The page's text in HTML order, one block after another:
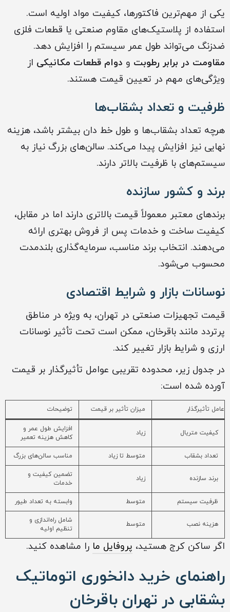
یکی از مهم‌ترین فاکتورها، کیفیت مواد اولیه است.
استفاده از پلاستیک‌های مقاوم صنعتی یا قطعات فلزی
ضدزنگ می‌تواند طول عمر سیستم را افزایش دهد.
مقاومت در برابر رطوبت و دوام قطعات مکانیکی از
ویژگی‌های مهم در تعیین قیمت هستند.
ظرفیت و تعداد بشقاب‌ها
هرچه تعداد بشقاب‌ها و طول خط دان بیشتر باشد، هزینه
نهایی نیز افزایش پیدا می‌کند. سالن‌های بزرگ نیاز به
سیستم‌های با ظرفیت بالاتر دارند.
برند و کشور سازنده
برندهای معتبر معمولاً قیمت بالاتری دارند اما در مقابل،
کیفیت ساخت و خدمات پس از فروش بهتری ارائه
می‌دهند. انتخاب برند مناسب، سرمایه‌گذاری بلندمدت
محسوب می‌شود.
نوسانات بازار و شرایط اقتصادی
قیمت تجهیزات صنعتی در تهران، به ویژه در مناطق
پرتردد مانند باقرخان، ممکن است تحت تأثیر نوسانات
ارزی و شرایط بازار تغییر کند.
در جدول زیر، محدوده تقریبی عوامل تأثیرگذار بر قیمت
آورده شده است:
عامل تأثیرگذار میزان تأثیر بر قیمت توضیحات
کیفیت متریال زیاد
افزایش طول عمر و
کاهش هزینه تعمیر
تعداد بشقاب متوسط تا زیاد مناسب سالن‌های بزرگ
برند سازنده زیاد
تضمین کیفیت و
خدمات
ظرفیت سیستم متوسط وابسته به تعداد طیور
هزینه نصب متوسط
شامل راه‌اندازی و
تنظیم اولیه
اگر ساکن کرج هستید، پروفایل ما را مشاهده کنید.
راهنمای خرید دانخوری اتوماتیک
بشقابی در تهران باقرخان